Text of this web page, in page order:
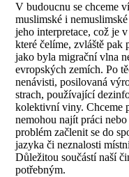
V budoucnu se chceme
muslimské i
jeho interpretace, což je
které čelíme, zvláště pak
jako byla migrační vlna
evropských zemích. Po
nenávisti, posilovaná
strach, používající
kolektivní viny. Chceme
nemohou najít práci
problém začlenit se do
jazyka či neznalosti
Důležitou součástí naší
potřebným.